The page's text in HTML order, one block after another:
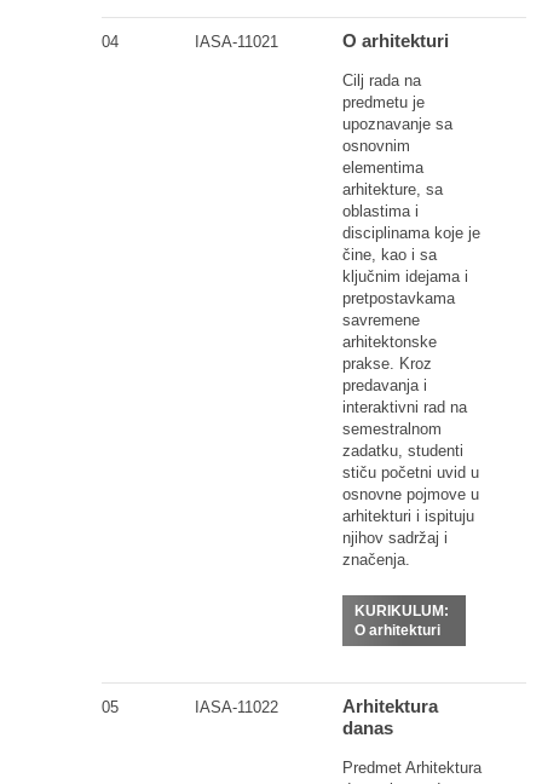
04 IASA-11021 O arhitekturi
Cilj rada na
predmetu je
upoznavanje sa
osnovnim
elementima
arhitekture, sa
oblastima i
disciplinama koje je
čine, kao i sa
ključnim idejama i
pretpostavkama
savremene
arhitektonske
prakse. Kroz
predavanja i
interaktivni rad na
semestralnom
zadatku, studenti
stiču početni uvid u
osnovne pojmove u
arhitekturi i ispituju
njihov sadržaj i
značenja.
KURIKULUM:
O arhitekturi
05 IASA-11022
Arhitektura
danas
Predmet Arhitektura